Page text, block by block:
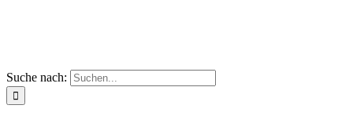
Suche nach: